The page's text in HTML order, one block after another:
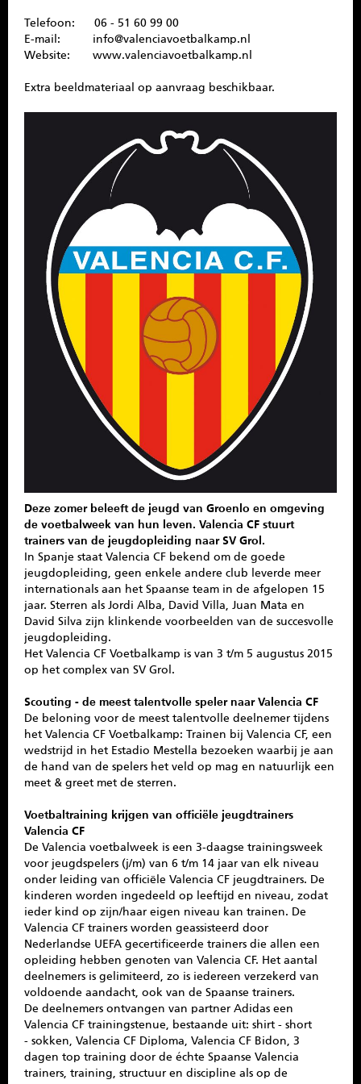
Telefoon: 06 - 51 60 99 00
E-mail: info@valenciavoetbalkamp.nl
Website: www.valenciavoetbalkamp.nl
Extra beeldmateriaal op aanvraag beschikbaar.
Deze zomer beleeft de jeugd van Groenlo en omgeving
de voetbalweek van hun leven. Valencia CF stuurt
trainers van de jeugdopleiding naar SV Grol.
In Spanje staat Valencia CF bekend om de goede
jeugdopleiding, geen enkele andere club leverde meer
internationals aan het Spaanse team in de afgelopen 15
jaar. Sterren als Jordi Alba, David Villa, Juan Mata en
David Silva zijn klinkende voorbeelden van de succesvolle
jeugdopleiding.
Het Valencia CF Voetbalkamp is van 3 t/m 5 augustus 2015
op het complex van SV Grol.
Scouting - de meest talentvolle speler naar Valencia CF
De beloning voor de meest talentvolle deelnemer tijdens
het Valencia CF Voetbalkamp: Trainen bij Valencia CF, een
wedstrijd in het Estadio Mestella bezoeken waarbij je aan
de hand van de spelers het veld op mag en natuurlijk een
meet & greet met de sterren.
Voetbaltraining krijgen van officiële jeugdtrainers
Valencia CF
De Valencia voetbalweek is een 3-daagse trainingsweek
voor jeugdspelers (j/m) van 6 t/m 14 jaar van elk niveau
onder leiding van officiële Valencia CF jeugdtrainers. De
kinderen worden ingedeeld op leeftijd en niveau, zodat
ieder kind op zijn/haar eigen niveau kan trainen. De
Valencia CF trainers worden geassisteerd door
Nederlandse UEFA gecertificeerde trainers die allen een
opleiding hebben genoten van Valencia CF. Het aantal
deelnemers is gelimiteerd, zo is iedereen verzekerd van
voldoende aandacht, ook van de Spaanse trainers.
De deelnemers ontvangen van partner Adidas een
Valencia CF trainingstenue, bestaande uit: shirt - short
- sokken, Valencia CF Diploma, Valencia CF Bidon, 3
dagen top training door de échte Spaanse Valencia
trainers, training, structuur en discipline als op de